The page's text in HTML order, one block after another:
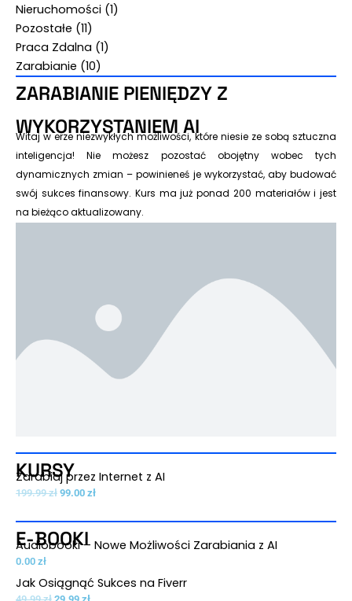
Nieruchomości (1)
Pozostałe (11)
Praca Zdalna (1)
Zarabianie (10)
ZARABIANIE PIENIĘDZY Z
WYKORZYSTANIEM AI
Witaj w erze niezwykłych możliwości, które niesie ze sobą sztuczna
inteligencja! Nie możesz pozostać obojętny wobec tych
dynamicznych zmian – powinieneś je wykorzystać, aby budować
swój sukces finansowy. Kurs ma już ponad 200 materiałów i jest
na bieżąco aktualizowany.
KURSY
Zarabiaj przez Internet z AI
199.99zł
Pierwotna
cena
wynosiła:
99.00 zł
Aktualna
E-BOOKI
Audiobooki – Nowe Możliwości Zarabiania z AI
0.00 zł
Jak Osiągnąć Sukces na Fiverr
Pierwotna
cena
Aktualna